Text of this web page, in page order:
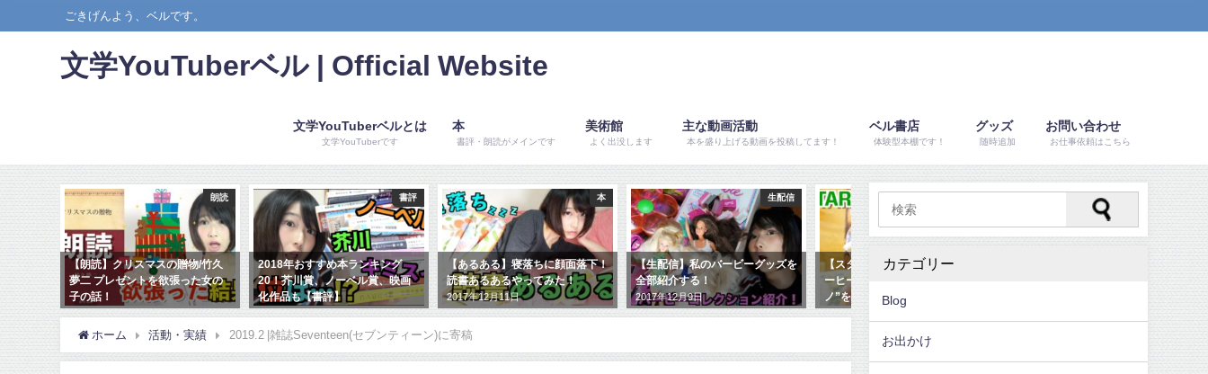
ごきげんよう、ベルです。
文学YouTuberベル | Official Website
文学YouTuberベルとは
文学YouTuberです
本
書評・朗読がメインです
美術館
よく出没します
主な動画活動
本を盛り上げる動画を投稿してます！
ベル書店
体験型本棚です！
グッズ
随時追加
お問い合わせ
お仕事依頼はこちら
【書
朗読
【朗読】クリスマスの贈物/竹久
夢二 プレゼントを欲張った女の
子の話！
2017年12月13日
書評
2018年おすすめ本ランキング
20！芥川賞、ノーベル賞、映画
化作品も【書評】
本
【あるある】寝落ちに顔面落下！
読書あるあるやってみた！
2017年12月11日
生配信
【生配信】私のバービーグッズを
全部紹介する！
2017年12月9日
【スタバ幻メニュー】激レア”コ
ーヒー&クリームフラペチー
ノ”を飲んでみたよ！
2017年12月12日
ニョン人に会ってきた【国立科学
ホーム 活動・実績 2019.2 |雑誌Seventeen(セブンティーン)に寄稿
カテゴリー
Blog
お出かけ